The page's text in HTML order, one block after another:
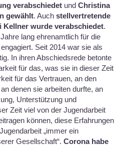
verabschiedetund Christina
gewählt. Auch stellvertretende
wurde verabschiedet.
lang ehrenamtlich für die
Seit 2014 war sie als
In ihren Abschiedsrede betonte
für das, was sie in dieser Zeit
für das Vertrauen, an den
denen sie arbeiten durfte, an
Unterstützung und
Zeit viel von der Jugendarbeit
können, diese Erfahrungen
„immer ein
Gesellschaft“. Corona habe